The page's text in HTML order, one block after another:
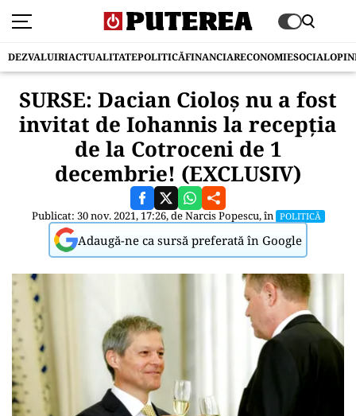
DEZVALUIRIACTUALITATEPOLITICĂFINANCIARECONOMIESOCIAL
SURSE: Dacian Cioloș nu a fost
invitat de Iohannis la recepția
de la Cotroceni de 1
decembrie! (EXCLUSIV)
Publicat: 30 nov. 2021, 17:26, deNarcis Popescu, în POLITICĂ
Adaugă-ne ca sursă preferată în Google